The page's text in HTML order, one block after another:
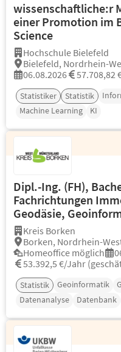
wissenschaftliche:r
einer Promotion im
Science
Hochschule Bielefeld
Bielefeld, Nordrhein-
06.08.2026
57.708,82
Statistiker Statistik
Machine Learning
KI
Dipl.-Ing. (FH),
Fachrichtungen
Geodäsie,
Kreis Borken
Borken, Nordrhein-
Homeoffice möglich
53.392,5 €/Jahr
Statistik Geoinformatik
Datenanalyse
Datenbank